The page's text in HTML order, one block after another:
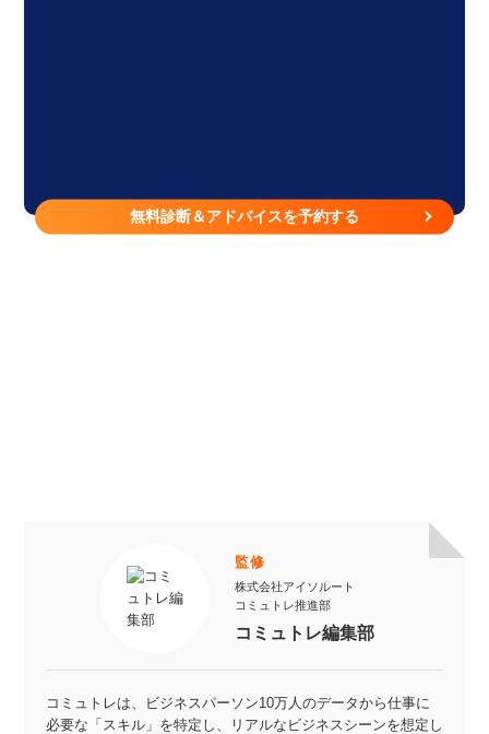
無料診断＆アドバイスを予約する
監修
株式会社アイソルート
コミュトレ推進部
コミュトレ編集部
コミュトレは、ビジネスパーソン10万人のデータから仕事に
必要な「スキル」を特定し、リアルなビジネスシーンを想定し